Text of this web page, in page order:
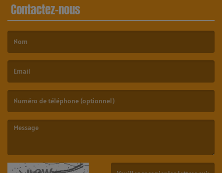
Contactez-nous